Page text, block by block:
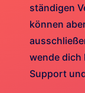
ständigen
können
wende dich
Support